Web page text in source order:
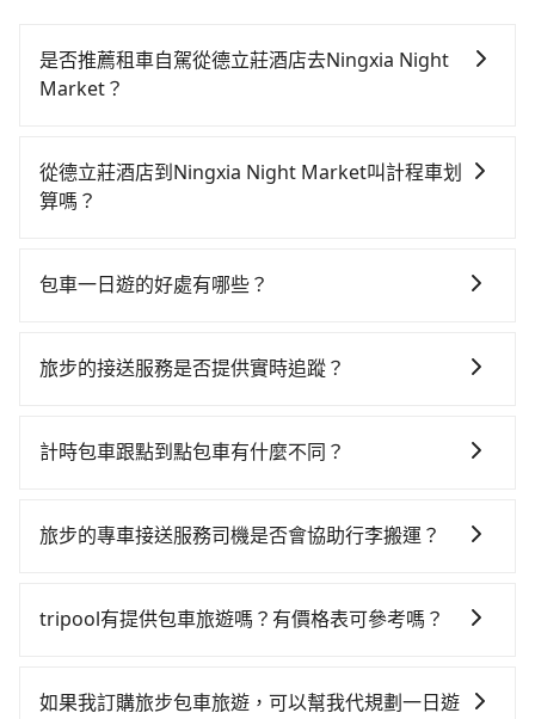
是否推薦租車自駕從德立莊酒店去Ningxia Night
Market？
對的時間彈性，在北北基桃竹有提供甲地乙還的iRent應
該適合你。註冊完iRent的app後，可以每小時
Market的花費預估為$150~200，雖已將每小時40元路
Toyota Yaris、Prius C、Vios這類乘坐體驗較差的車
開車門才發現仍有上一組乘客遺留的垃圾或者撞凹的車
遲遲尚未歸還，又或者要還車時卻偏偏找不到停車位，
還是有其區域的限制，實際可停靠的地點與你的上下車
從德立莊酒店到Ningxia Night Market叫計程車划
算嗎？
灣大車隊、Uber、Line Taxi、Yoxi等，如果在路邊攔不
里程跳錶計算，價格約為115~140元間。雖然德立莊酒
險，如你們人數在五人以上，分坐兩台計程車就不太方
包車一日遊的好處有哪些？
願和需要來安排行程，其次，包車可以讓您更加深入地
環境中專心欣賞當地美景和文化，讓您的旅程更加輕鬆
旅步的接送服務是否提供實時追蹤？
旅步的APP查看車輛的實時位置，確保能夠準時與司機
計時包車跟點到點包車有什麼不同？
不同之處： 計時包車：計時包車是按照用車時間來計
多個地點間來回穿梭的客戶，例如市區觀光、商務差旅
線和里程來計算費用。這種服務通常適用於單程或從一
旅步的專車接送服務司機是否會協助行李搬運？
行李搬運的問題，享受更輕鬆的旅程。
tripool有提供包車旅遊嗎？有價格表可參考嗎？
莊酒店的包車旅遊，從單純的單趟接送到算時間的計時
如果我訂購旅步包車旅遊，可以幫我代規劃一日遊